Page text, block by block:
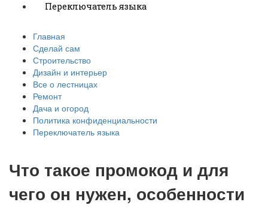
Переключатель языка
Главная
Сделай сам
Строительство
Дизайн и интерьер
Все о лестницах
Ремонт
Дача и огород
Политика конфиденциальности
Переключатель языка
Что такое промокод и для
чего он нужен, особенности